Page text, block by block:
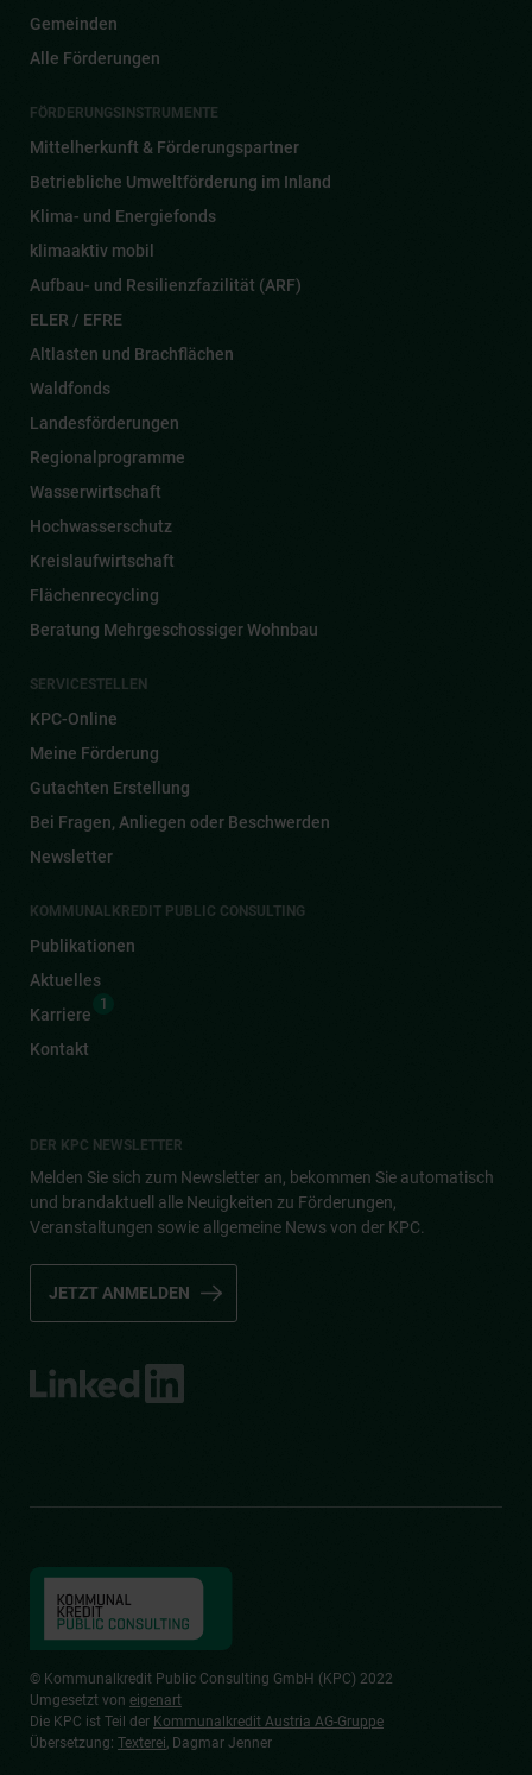
Gemeinden
Alle Förderungen
FÖRDERUNGSINSTRUMENTE
Mittelherkunft & Förderungspartner
Betriebliche Umweltförderung im Inland
Klima- und Energiefonds
klimaaktiv mobil
Aufbau- und Resilienzfazilität (ARF)
ELER / EFRE
Altlasten und Brachflächen
Waldfonds
Landesförderungen
Regionalprogramme
Wasserwirtschaft
Hochwasserschutz
Kreislaufwirtschaft
Flächenrecycling
Beratung Mehrgeschossiger Wohnbau
SERVICESTELLEN
KPC-Online
Meine Förderung
Gutachten Erstellung
Bei Fragen, Anliegen oder Beschwerden
Newsletter
KOMMUNALKREDIT PUBLIC CONSULTING
Publikationen
Aktuelles
Karriere
1
Kontakt
DER KPC NEWSLETTER
Melden Sie sich zum Newsletter an, bekommen Sie automatisch
und brandaktuell alle Neuigkeiten zu Förderungen,
Veranstaltungen sowie allgemeine News von der KPC.
JETZT ANMELDEN
© Kommunalkredit Public Consulting GmbH (KPC) 2022
Umgesetzt von eigenart
Die KPC ist Teil der Kommunalkredit Austria AG-Gruppe
Übersetzung: Texterei, Dagmar Jenner